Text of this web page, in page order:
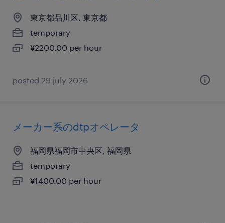
東京都品川区, 東京都
temporary
¥2200.00 per hour
posted 29 july 2026
メーカー系のdtpオペレータ
福岡県福岡市中央区, 福岡県
temporary
¥1400.00 per hour